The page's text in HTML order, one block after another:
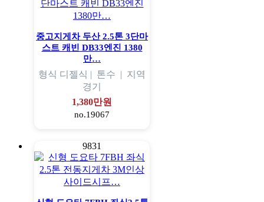
중고지게차 두산 2.5톤 3단마
스트 캐빈 DB33엔진 1380
만…
형식 디젤식 | 톤수 | 지역
경기
1,380만원
no.19067
9831